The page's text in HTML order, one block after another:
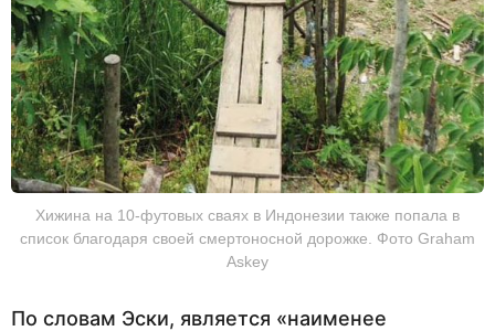
Хижина на 10-футовых сваях в Индонезии также попала в
список благодаря своей смертоносной дорожке. Фото Graham
Askey
По словам Эски, является «наименее